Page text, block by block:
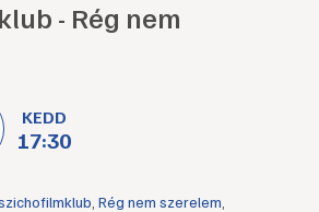
- Rég nem
KEDD
17:30
Rég nem szerelem